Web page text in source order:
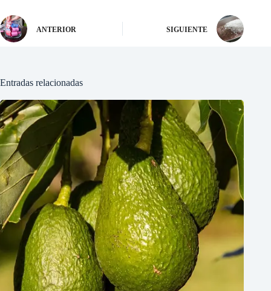
ANTERIOR SIGUIENTE
Entradas relacionadas